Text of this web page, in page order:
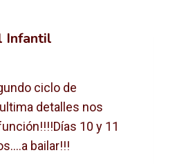
Infantil
ciclo de
detalles nos
10 y 11
bailar!!!